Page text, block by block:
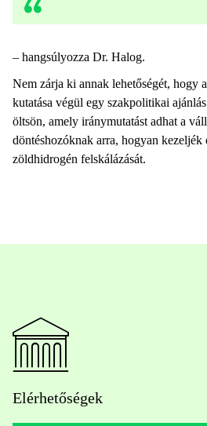
– hangsúlyozza Dr. Halog.
Nem zárja ki annak lehetőségét, hogy
kutatása végül egy szakpolitikai
öltsön, amely iránymutatást adhat a
döntéshozóknak arra, hogyan kezeljék
zöldhidrogén felskálázását.
Elérhetőségek